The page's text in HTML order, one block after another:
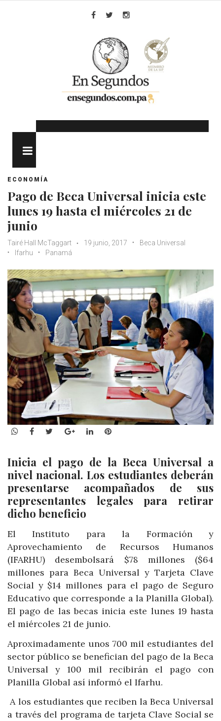
ECONOMÍA
Pago de Beca Universal inicia este
lunes 19 hasta el miércoles 21 de
junio
Tairé Hall McTaggart 19 junio, 2017
Beca Universal
Ifarhu
Panamá
WhatsApp
Facebook
TwitterGoogle+LinkedInPinterest
Inicia el pago de la Beca Universal a
nivel nacional. Los estudiantes deberán
presentarse acompañados de sus
representantes legales para retirar
dicho beneficio
El Instituto para la Formación y
Aprovechamiento de Recursos Humanos
(IFARHU) desembolsará $78 millones ($64
millones para Beca Universal y Tarjeta Clave
Social y $14 millones para el pago de Seguro
Educativo que corresponde a la Planilla Global).
El pago de las becas inicia este lunes 19 hasta
el miércoles 21 de junio.
Aproximadamente unos 700 mil estudiantes del
sector público se benefician del pago de la Beca
Universal y 100 mil recibirán el pago con
Planilla Global así informó el Ifarhu.
A los estudiantes que reciben la Beca Universal
a través del programa de tarjeta Clave Social se